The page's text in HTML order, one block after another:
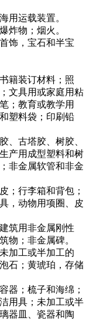
用运载装置。
炸物；烟火。
饰，宝石和半宝
籍装订材料；照
文具用或家庭用粘
；教育或教学用
塑料袋；印刷铅
、古塔胶、树胶、
产用成型塑料和树
非金属软管和非金
；行李箱和背包；
，动物用项圈、皮
筑用非金属刚性
物；非金属碑。
加工或半加工的
石；黄琥珀，存储
器；梳子和海绵；
用具；未加工或半
器皿、瓷器和陶